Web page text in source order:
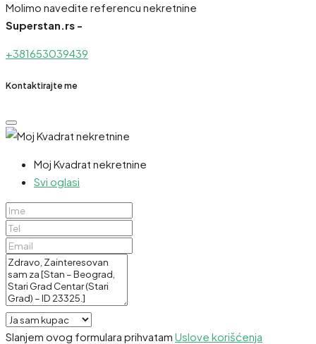
Molimo navedite referencu nekretnine
Superstan.rs -
+381653039439
Kontaktirajte me
Moj Kvadrat nekretnine
Svi oglasi
Slanjem ovog formulara prihvatam Uslove korišćenja